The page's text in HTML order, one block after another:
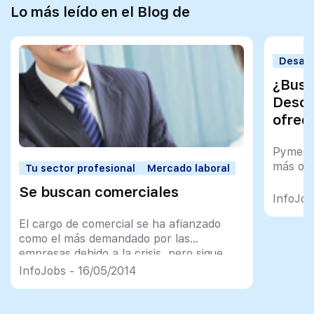
Lo más leído en el Blog de
Tu sector profesional Mercado laboral
Se buscan comerciales
El cargo de comercial se ha afianzado
como el más demandado por las
empresas debido a la crisis, pero sigue
siendo un perfil difícil de cubrir debido a la
InfoJobs - 16/05/2014
más